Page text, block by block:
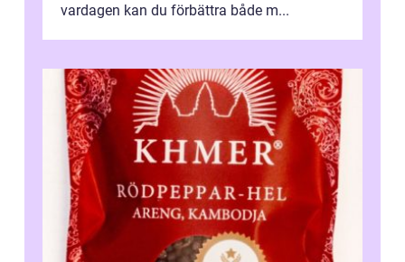
vardagen kan du förbättra både m...